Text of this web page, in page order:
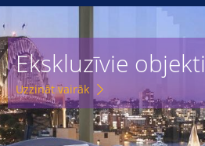
Ekskluzīvie objekti
Uzzināt vairāk